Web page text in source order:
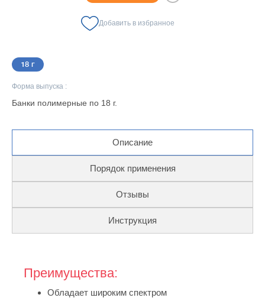
Добавить в избранное
18 г
Форма выпуска :
Банки полимерные по 18 г.
Описание
Порядок применения
Отзывы
Инструкция
Преимущества:
Обладает широким спектром